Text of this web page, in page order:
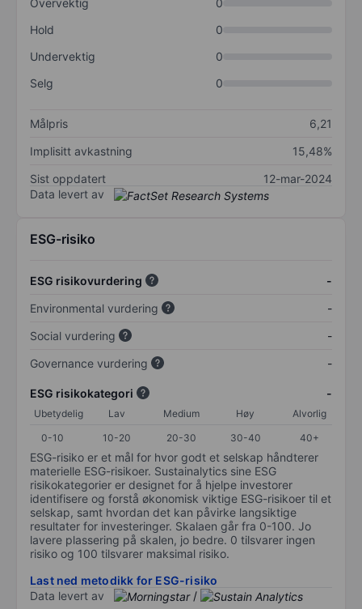
Overvektig
0
Hold
0
Undervektig
0
Selg
0
Målpris
6,21
Implisitt avkastning
15,48%
Sist oppdatert
12-mar-2024
Data levert av
ESG-risiko
ESG risikovurdering
-
Environmental vurdering
-
Social vurdering
-
Governance vurdering
-
ESG risikokategori -
Ubetydelig Lav Medium Høy
Alvorlig
0-10
10-20 20-30 30-40 40+
ESG-risiko er et mål for hvor godt et selskap håndterer
materielle ESG-risikoer. Sustainalytics sine ESG
risikokategorier er designet for å hjelpe investorer
identifisere og forstå økonomisk viktige ESG-risikoer til et
selskap, samt hvordan det kan påvirke langsiktige
resultater for investeringer. Skalaen går fra 0-100. Jo
lavere plassering på skalen, jo bedre. 0 tilsvarer ingen
risiko og 100 tilsvarer maksimal risiko.
Last ned metodikk for ESG-risiko
Data levert av
/